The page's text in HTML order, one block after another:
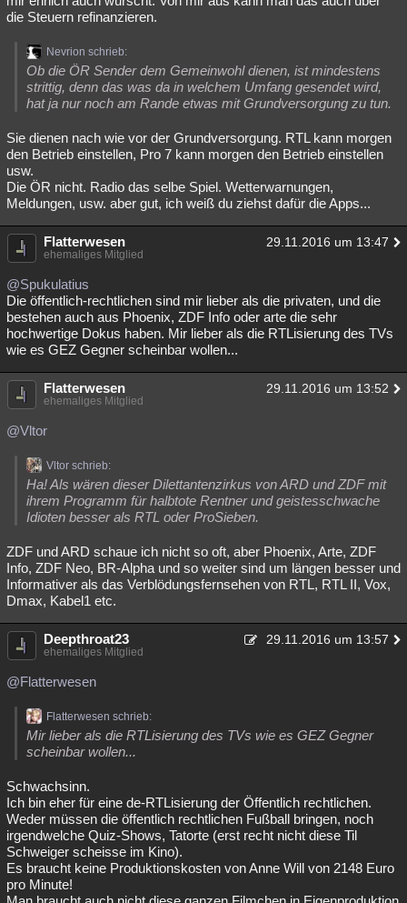
die Steuern refinanzieren.
Nevrion schrieb:
Ob die ÖR Sender dem Gemeinwohl dienen, ist mindestens
strittig, denn das was da in welchem Umfang gesendet wird,
hat ja nur noch am Rande etwas mit Grundversorgung zu tun.
Sie dienen nach wie vor der Grundversorgung. RTL kann morgen
den Betrieb einstellen, Pro 7 kann morgen den Betrieb einstellen
usw.
Die ÖR nicht. Radio das selbe Spiel. Wetterwarnungen,
Meldungen, usw. aber gut, ich weiß du ziehst dafür die Apps...
Flatterwesen 29.11.2016 um 13:47
ehemaliges Mitglied
@Spukulatius
Die öffentlich-rechtlichen sind mir lieber als die privaten, und die
bestehen auch aus Phoenix, ZDF Info oder arte die sehr
hochwertige Dokus haben. Mir lieber als die RTLisierung des TVs
wie es GEZ Gegner scheinbar wollen...
Flatterwesen 29.11.2016 um 13:52
ehemaliges Mitglied
@Vltor
Vltor schrieb:
Ha! Als wären dieser Dilettantenzirkus von ARD und ZDF mit
ihrem Programm für halbtote Rentner und geistesschwache
Idioten besser als RTL oder ProSieben.
ZDF und ARD schaue ich nicht so oft, aber Phoenix, Arte, ZDF
Info, ZDF Neo, BR-Alpha und so weiter sind um längen besser und
Informativer als das Verblödungsfernsehen von RTL, RTL II, Vox,
Dmax, Kabel1 etc.
Deepthroat23 29.11.2016 um 13:57
ehemaliges Mitglied
@Flatterwesen
Flatterwesen schrieb:
Mir lieber als die RTLisierung des TVs wie es GEZ Gegner
scheinbar wollen...
Schwachsinn.
Ich bin eher für eine de-RTLisierung der Öffentlich rechtlichen.
Weder müssen die öffentlich rechtlichen Fußball bringen, noch
irgendwelche Quiz-Shows, Tatorte (erst recht nicht diese Til
Schweiger scheisse im Kino).
Es braucht keine Produktionskosten von Anne Will von 2148 Euro
pro Minute!